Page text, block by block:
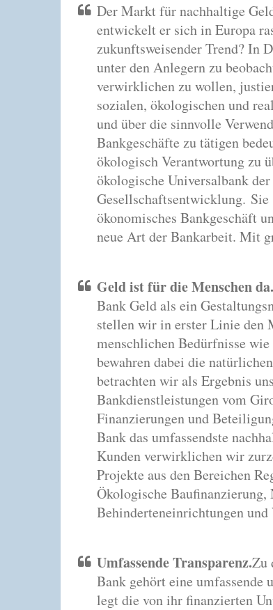
Der Markt für nachhaltige
entwickelt er sich in Europa
zukunftsweisender Trend? In
unter den Anlegern zu
verwirklichen zu wollen,
sozialen, ökologischen und
und über die sinnvolle
Bankgeschäfte zu tätigen
ökologisch Verantwortung zu
ökologische Universalbank
Gesellschaftsentwicklung.
ökonomisches Bankgeschäft
neue Art der Bankarbeit. Mit
Geld ist für die Menschen da.
Bank Geld als ein
stellen wir in erster Linie den
menschlichen Bedürfnisse
bewahren dabei die
betrachten wir als Ergebnis
Bankdienstleistungen vom
Finanzierungen und
Bank das umfassendste
Kunden verwirklichen wir
Projekte aus den Bereichen
Ökologische
Behinderteneinrichtungen und
Umfassende Transparenz.Zu
Bank gehört eine umfassende
legt die von ihr finanzierten